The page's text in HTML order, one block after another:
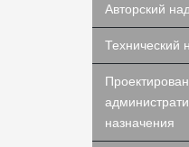
Авторский
Технический
назначения